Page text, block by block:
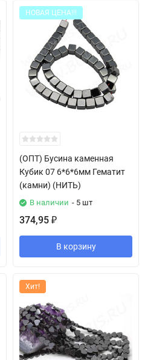
НОВАЯ ЦЕНА!!!
(ОПТ) Бусина каменная
Кубик 07 6*6*6мм Гематит
(камни) (НИТЬ)
В наличии - 5 шт
374,95 ₽
В корзину
Хит!